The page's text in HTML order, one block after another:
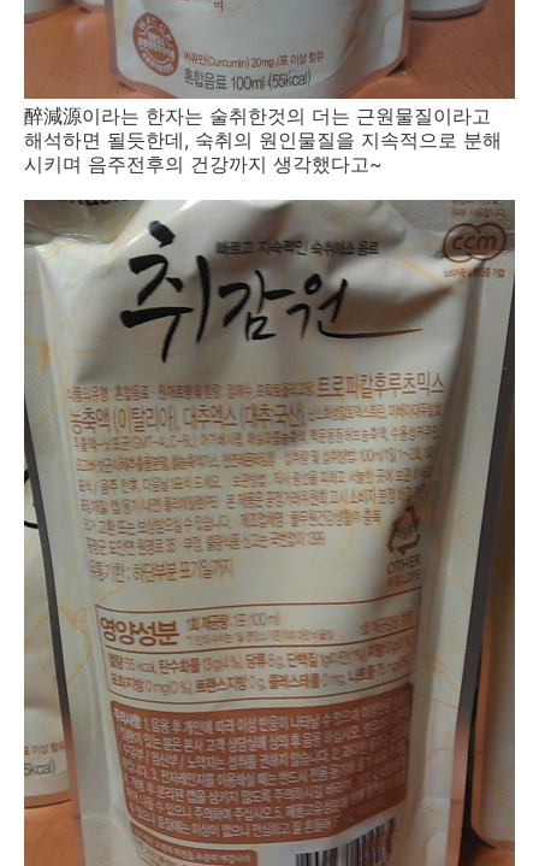
醉減源이라는 한자는 술취한것의 더는 근원물질이라고
해석하면 될듯한데, 숙취의 원인물질을 지속적으로 분해
시키며 음주전후의 건강까지 생각했다고~